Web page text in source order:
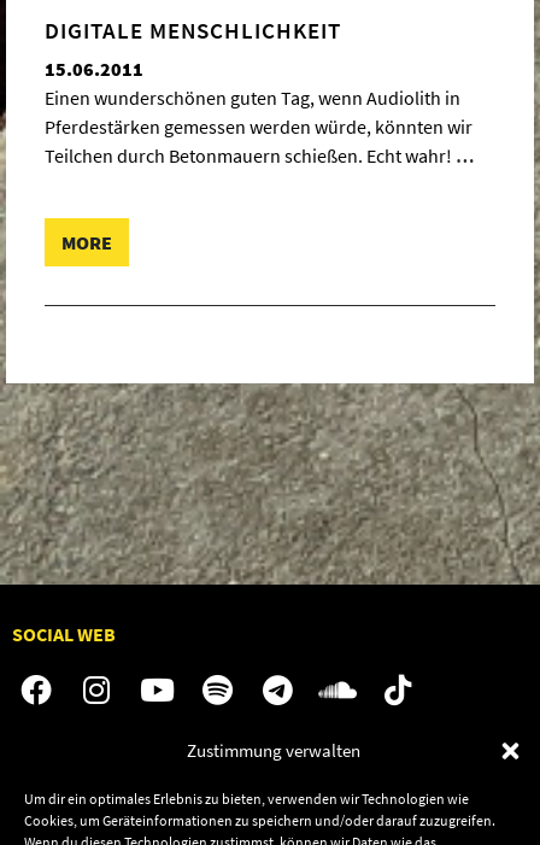
Zustimmung verwalten
Um dir ein optimales Erlebnis zu bieten, verwenden wir Technologien wie
Cookies, um Geräteinformationen zu speichern und/oder darauf zuzugreifen.
DIGITALE MENSCHLICHKEIT
15.06.2011
Einen wunderschönen guten Tag, wenn Audiolith in
Pferdestärken gemessen werden würde, könnten wir
Teilchen durch Betonmauern schießen. Echt wahr! …
MORE
SOCIAL WEB
News
Artists
Kontakt
Termine